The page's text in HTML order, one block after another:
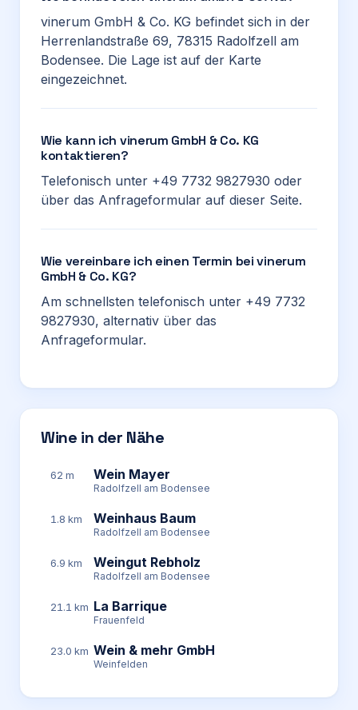
vinerum GmbH & Co. KG befindet sich in der
Herrenlandstraße 69, 78315 Radolfzell am
Bodensee. Die Lage ist auf der Karte
eingezeichnet.
Wie kann ich vinerum GmbH & Co. KG
kontaktieren?
Telefonisch unter +49 7732 9827930 oder
über das Anfrageformular auf dieser Seite.
Wie vereinbare ich einen Termin bei vinerum
GmbH & Co. KG?
Am schnellsten telefonisch unter +49 7732
9827930, alternativ über das
Anfrageformular.
Wine in der Nähe
62 m Wein Mayer
Radolfzell am Bodensee
1.8 km Weinhaus Baum
Radolfzell am Bodensee
6.9 km Weingut Rebholz
Radolfzell am Bodensee
21.1 km La Barrique
Frauenfeld
23.0 km Wein & mehr GmbH
Weinfelden